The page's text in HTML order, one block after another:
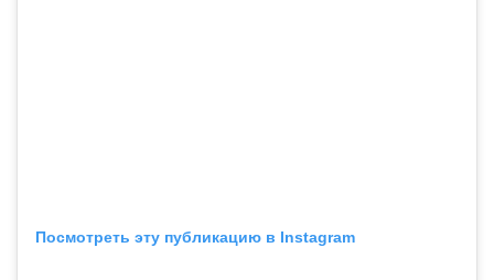
Посмотреть эту публикацию в Instagram